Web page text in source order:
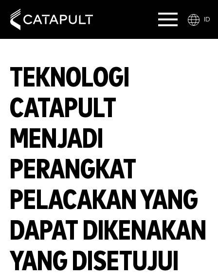
ID
TEKNOLOGI
CATAPULT
MENJADI
PERANGKAT
PELACAKAN YANG
DAPAT DIKENAKAN
YANG DISETUJUI